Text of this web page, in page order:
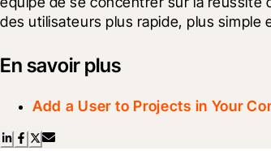
des utilisateurs plus rapide, plus simple
En savoir plus
Add a User to Projects in Your